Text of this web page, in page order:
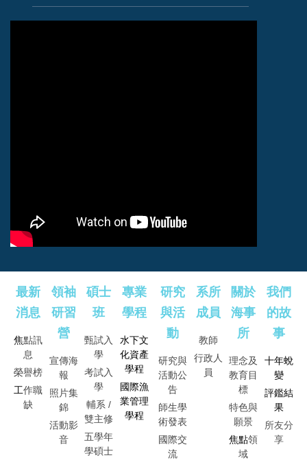
最新
消息
焦點訊
息
榮譽榜
工作職
缺
領袖
研習
營
宣傳海
報
照片集
錦
活動影
音
碩士
班
甄試入
學
考試入
學
輔系 /
雙主修
五學年
學碩士
專業
學程
水下文
化資產
學程
國際漁
業管理
學程
研究
與活
動
研究與
活動公
告
師生學
術發表
國際交
流
系所
成員
教師
行政人
員
關於
海事
所
理念及
教育目
標
特色與
願景
焦點領
域
我們
的故
事
十年蛻
變
評鑑結
果
所友分
享